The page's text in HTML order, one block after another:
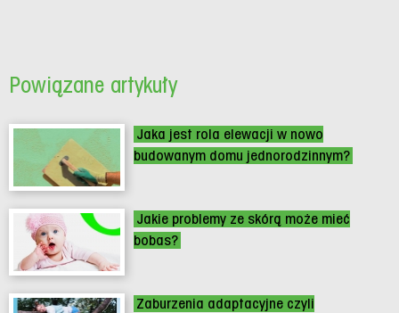
Powiązane artykuły
Jaka jest rola elewacji w nowo
budowanym domu jednorodzinnym?
Jakie problemy ze skórą może mieć
bobas?
Zaburzenia adaptacyjne czyli